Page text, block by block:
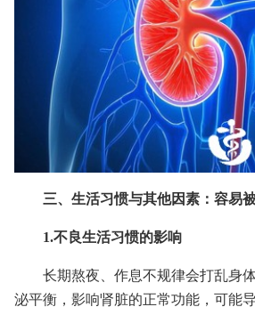
三、生活习惯与其他因素：容易
1.不良生活习惯的影响
长期熬夜、作息不规律会打乱身
泌平衡，影响肾脏的正常功能，可能